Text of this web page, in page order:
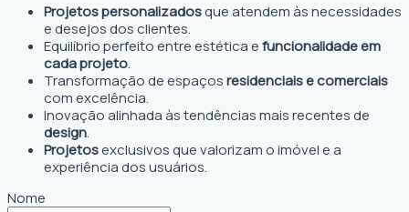
Projetos personalizadosque atendem às necessidades
e desejos dos clientes.
Equilíbrio perfeito entre estética efuncionalidade em
cada projeto.
Transformação de espaçosresidenciais e comerciais
com excelência.
Inovação alinhada às tendências mais recentes de
design.
Projetosexclusivos que valorizam o imóvel e a
experiência dos usuários.
Nome